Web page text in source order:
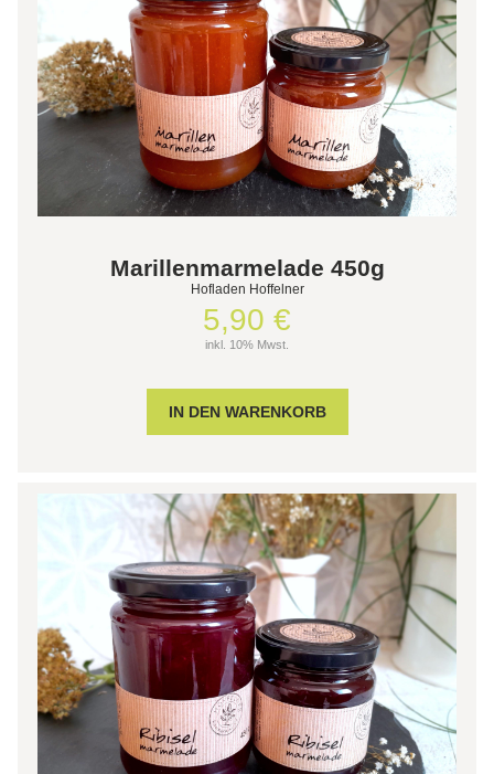
Marillenmarmelade 450g
Hofladen Hoffelner
5,90 €
inkl. 10% Mwst.